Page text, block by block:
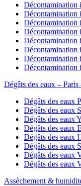
Décontamination
Décontamination
Décontamination
Décontamination
Décontamination
Décontamination
Décontamination
Décontamination
Dégâts des eaux –
Dégâts des eaux
Dégâts des eaux
Dégâts des eaux
Dégâts des eaux
Dégâts des eaux
Dégâts des eaux
Dégâts des eaux
Dégâts des eaux
Assèchement &